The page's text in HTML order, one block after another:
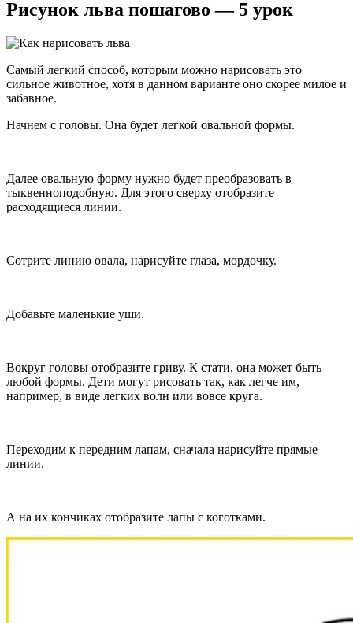
Рисунок льва пошагово — 5 урок
Самый легкий способ, которым можно нарисовать это
сильное животное, хотя в данном варианте оно скорее милое и
забавное.
Начнем с головы. Она будет легкой овальной формы.
Далее овальную форму нужно будет преобразовать в
тыквенноподобную. Для этого сверху отобразите
расходящиеся линии.
Сотрите линию овала, нарисуйте глаза, мордочку.
Добавьте маленькие уши.
Вокруг головы отобразите гриву. К стати, она может быть
любой формы. Дети могут рисовать так, как легче им,
например, в виде легких волн или вовсе круга.
Переходим к передним лапам, сначала нарисуйте прямые
линии.
А на их кончиках отобразите лапы с коготками.